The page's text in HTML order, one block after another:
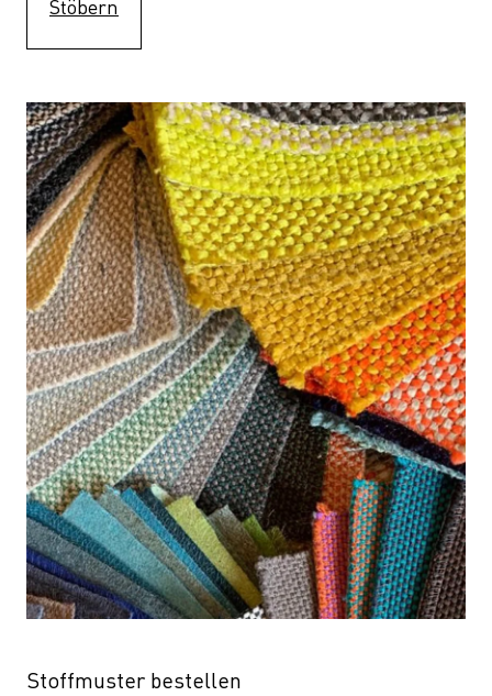
Stöbern
Stoffmuster bestellen